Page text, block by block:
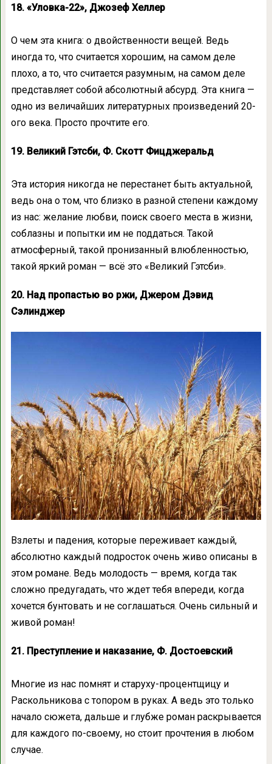
18. «Уловка-22», Джозеф Хеллер
О чем эта книга: о двойственности вещей. Ведь
иногда то, что считается хорошим, на самом деле
плохо, а то, что считается разумным, на самом деле
представляет собой абсолютный абсурд. Эта книга —
одно из величайших литературных произведений 20-
ого века. Просто прочтите его.
19. Великий Гэтсби, Ф. Скотт Фицджеральд
Эта история никогда не перестанет быть актуальной,
ведь она о том, что близко в разной степени каждому
из нас: желание любви, поиск своего места в жизни,
соблазны и попытки им не поддаться. Такой
атмосферный, такой пронизанный влюбленностью,
такой яркий роман — всё это «Великий Гэтсби».
20. Над пропастью во ржи, Джером Дэвид
Сэлинджер
Взлеты и падения, которые переживает каждый,
абсолютно каждый подросток очень живо описаны в
этом романе. Ведь молодость — время, когда так
сложно предугадать, что ждет тебя впереди, когда
хочется бунтовать и не соглашаться. Очень сильный и
живой роман!
21. Преступление и наказание, Ф. Достоевский
Многие из нас помнят и старуху-процентщицу и
Раскольникова с топором в руках. А ведь это только
начало сюжета, дальше и глубже роман раскрывается
для каждого по-своему, но стоит прочтения в любом
случае.